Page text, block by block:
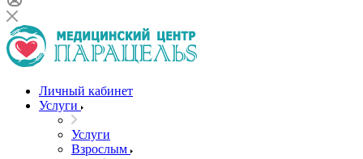
Личный кабинет
Услуги
Услуги
Взрослым